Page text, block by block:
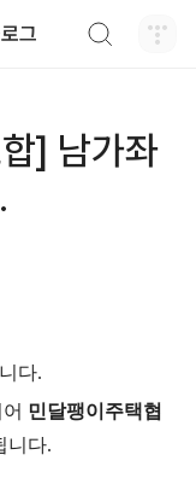
그
] 남가좌
다.
민달팽이주택협
니다.